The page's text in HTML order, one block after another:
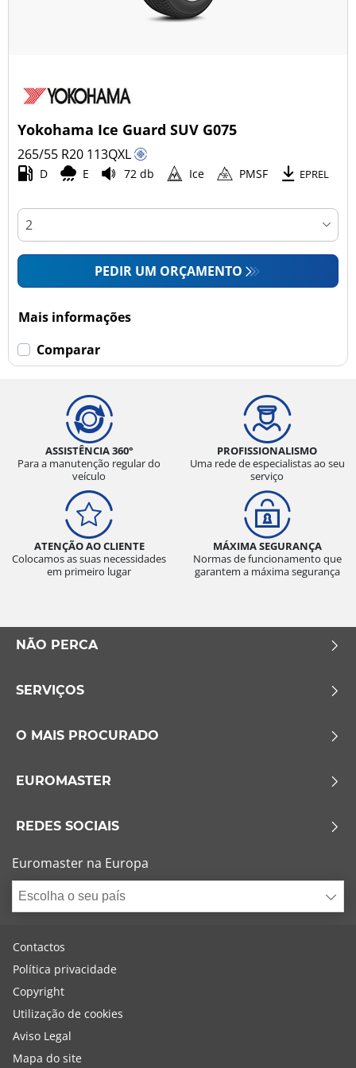
Yokohama Ice Guard SUV G075
265/55 R20 113QXL
D E 72 db Ice PMSF EPREL
PEDIR UM ORÇAMENTO
Mais informações
Comparar
ASSISTÊNCIA 360°
Para a manutenção regular do
veículo
PROFISSIONALISMO
Uma rede de especialistas ao seu
serviço
ATENÇÃO AO CLIENTE
Colocamos as suas necessidades
em primeiro lugar
MÁXIMA SEGURANÇA
Normas de funcionamento que
garantem a máxima segurança
NÃO PERCA
SERVIÇOS
O MAIS PROCURADO
EUROMASTER
REDES SOCIAIS
Euromaster na Europa
Escolha o seu país
Contactos
Política privacidade
Copyright
Utilização de cookies
Aviso Legal
Mapa do site